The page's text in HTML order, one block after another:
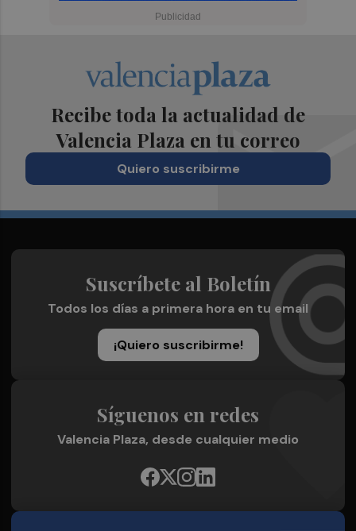
Recibe toda la actualidad de
Valencia Plaza en tu correo
Quiero suscribirme
Suscríbete al Boletín
Todos los días a primera hora en tu email
¡Quiero suscribirme!
Síguenos en redes
Valencia Plaza, desde cualquier medio